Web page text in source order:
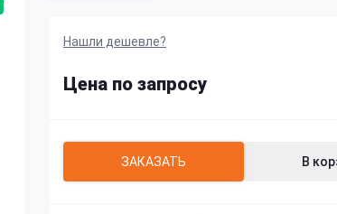
Нашли дешевле?
Цена по запросу
ЗАКАЗАТЬ В